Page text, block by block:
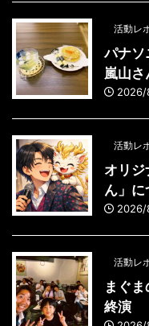
活動レ
パナソ
嵐山さ
2026/
活動レ
オリジ
ん」に
2026/
活動レ
まぐ
終演